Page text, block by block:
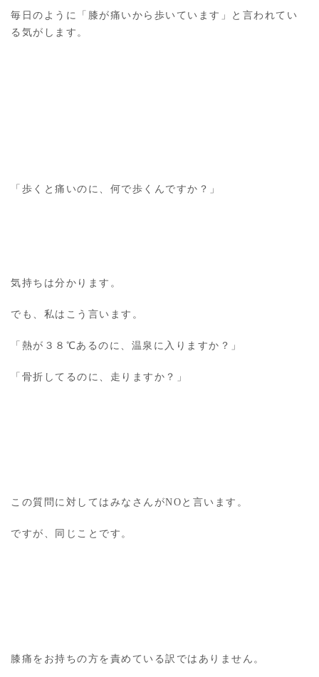
毎日のように「膝が痛いから歩いています」と言われてい
る気がします。
「歩くと痛いのに、何で歩くんですか？」
気持ちは分かります。
でも、私はこう言います。
「熱が３８℃あるのに、温泉に入りますか？」
「骨折してるのに、走りますか？」
この質問に対してはみなさんがNOと言います。
ですが、同じことです。
膝痛をお持ちの方を責めている訳ではありません。